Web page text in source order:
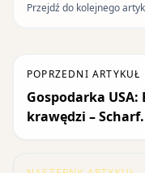
Przejdź do kolejnego
POPRZEDNI ARTYKUŁ
Gospodarka
krawędzi – Scharf.